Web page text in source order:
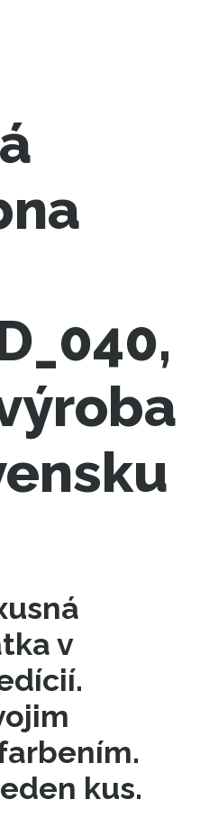
v
kus.